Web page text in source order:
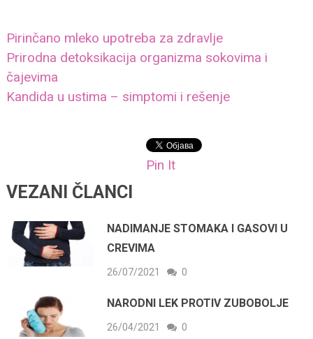
Pirinčano mleko upotreba za zdravlje
Prirodna detoksikacija organizma sokovima i
čajevima
Kandida u ustima – simptomi i rešenje
Pin It
VEZANI ČLANCI
NADIMANJE STOMAKA I GASOVI U
CREVIMA
26/07/2021 0
NARODNI LEK PROTIV ZUBOBOLJE
26/04/2021 0